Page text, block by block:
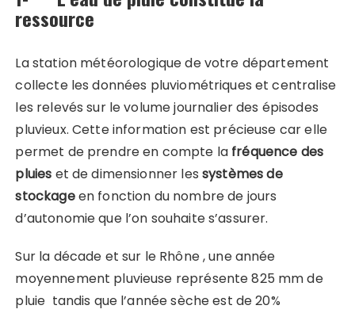
ressource
La station météorologique de votre département
collecte les données pluviométriques et centralise
les relevés sur le volume journalier des épisodes
pluvieux. Cette information est précieuse car elle
permet de prendre en compte la fréquence des
pluies et de dimensionner les systèmes de
stockageen fonction du nombre de jours
d’autonomie que l’on souhaite s’assurer.
Sur la décade et sur le Rhône , une année
moyennement pluvieuse représente 825 mm de
pluie tandis que l’année sèche est de 20%